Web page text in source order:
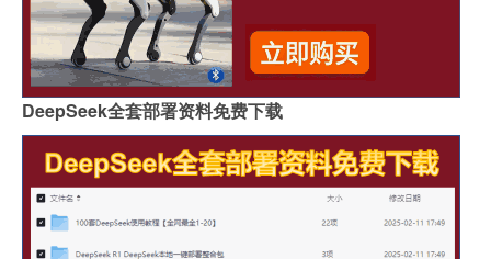
DeepSeek全套部署资料免费下载